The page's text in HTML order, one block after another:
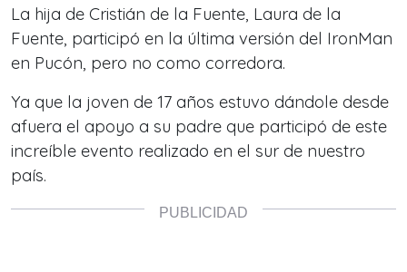
La hija de Cristián de la Fuente, Laura de la
Fuente, participó en la última versión del IronMan
en Pucón, pero no como corredora.
Ya que la joven de 17 años estuvo dándole desde
afuera el apoyo a su padre que participó de este
increíble evento realizado en el sur de nuestro
país.